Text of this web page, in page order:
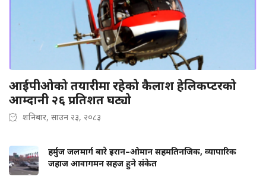
आईपीओको तयारीमा रहेको कैलाश हेलिकप्टरको
आम्दानी २६ प्रतिशत घट्यो
शनिबार, साउन २३, २०८३
हर्मुज जलमार्ग बारे इरान–ओमान सहमतिनजिक, व्यापारिक
जहाज आवागमन सहज हुने संकेत